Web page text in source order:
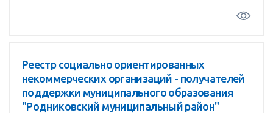
Реестр социально ориентированных
некоммерческих организаций - получателей
поддержки муниципального образования
"Родниковский муниципальный район"